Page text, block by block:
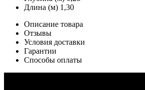
Длина (м) 1,30
Описание товара
Отзывы
Условия доставки
Гарантии
Способы оплаты